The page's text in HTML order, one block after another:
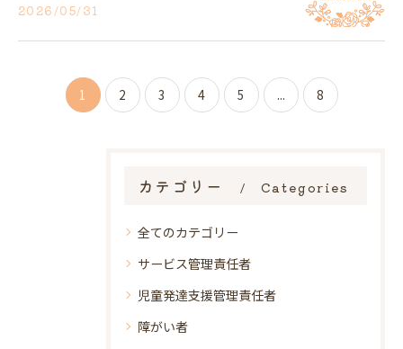
2026/05/31
1 2 3 4 5 ... 8
カテゴリー Categories
全てのカテゴリー
サービス管理責任者
児童発達支援管理責任者
障がい者